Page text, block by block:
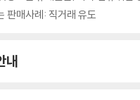
판매사례: 직거래 유도
내